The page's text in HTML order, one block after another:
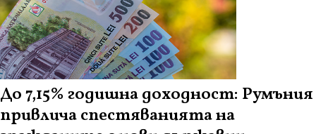
До 7,15% годишна доходност: Румъния
привлича спестяванията на